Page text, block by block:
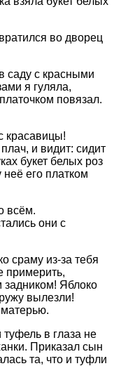
во дворец
саду с красными
я гуляла,
повязал.
красавицы!
и видит: сидит
букет белых роз
неё его платком
всём.
они с
сраму из-за тебя
примерить,
задником! Яблоко
вылезли!
матерью.
туфель в глаза не
Приказал сын
та, что и туфли